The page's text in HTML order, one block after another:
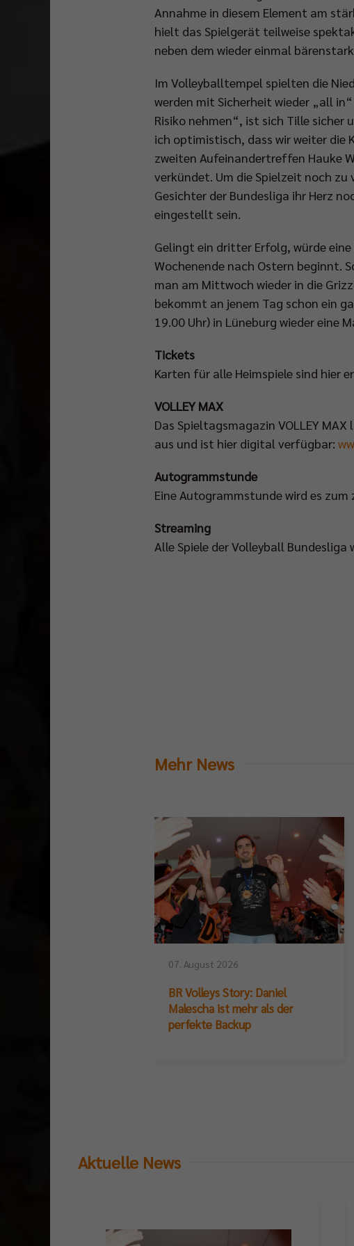
Annahme in diesem Element am
hielt das Spielgerät teilweise
neben dem wieder einmal
Im Volleyballtempel spielten die
werden mit Sicherheit wieder „all
Risiko nehmen“, ist sich Tille sicher
ich optimistisch, dass wir weiter die
zweiten Aufeinandertreffen Hauke
verkündet. Um die Spielzeit noch zu
Gesichter der Bundesliga ihr Herz
eingestellt sein.
Gelingt ein dritter Erfolg, würde
Wochenende nach Ostern beginnt.
man am Mittwoch wieder in die
bekommt an jenem Tag schon ein
19.00 Uhr) in Lüneburg wieder eine
Tickets
Karten für alle Heimspiele sind hier
VOLLEY MAX
Das Spieltagsmagazin VOLLEY
aus und ist hier digital verfügbar:
Autogrammstunde
Eine Autogrammstunde wird es
Streaming
Alle Spiele der Volleyball
Mehr News
07. August 2026
BR Volleys Story: Daniel
Malescha ist mehr als der
perfekte Backup
Aktuelle News